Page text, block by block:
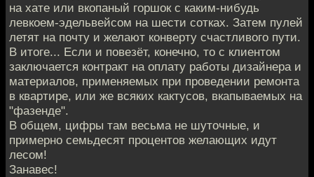
на хате или вкопаный горшок с каким-нибудь
левкоем-эдельвейсом на шести сотках. Затем пулей
летят на почту и желают конверту счастливого пути.
В итоге... Если и повезёт, конечно, то с клиентом
заключается контракт на оплату работы дизайнера и
материалов, применяемых при проведении ремонта
в квартире, или же всяких кактусов, вкапываемых на
"фазенде".
В общем, цифры там весьма не шуточные, и
примерно семьдесят процентов желающих идут
лесом!
Занавес!